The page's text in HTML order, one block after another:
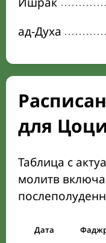
ад-Духа
для
Таблица с
молитв
Дата